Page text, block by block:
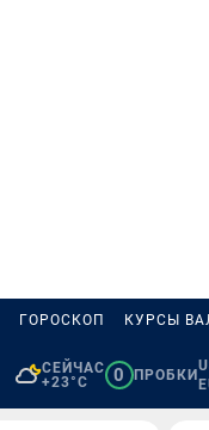
ГОРОСКОП КУРСЫ
СЕЙЧАС
+23°C
0 ПРОБКИ